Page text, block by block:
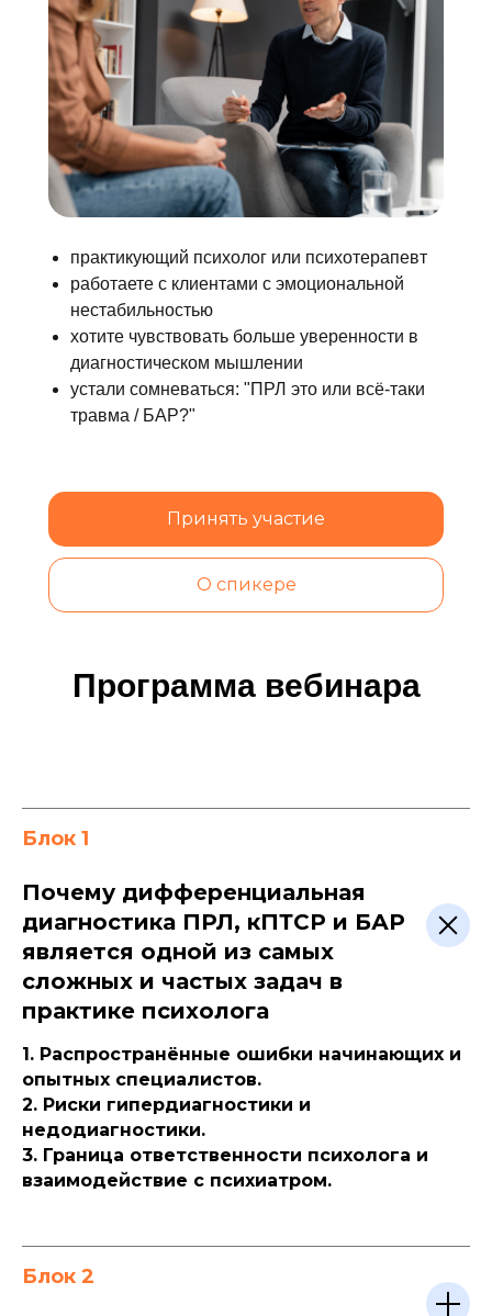
Принять участие
О спикере
практикующий психолог или психотерапевт
работаете с клиентами с эмоциональной
нестабильностью
хотите чувствовать больше уверенности в
диагностическом мышлении
устали сомневаться: "ПРЛ это или всё-таки
травма / БАР?"
Программа вебинара
Блок 1
Почему дифференциальная
диагностика ПРЛ, кПТСР и БАР
является одной из самых
сложных и частых задач в
практике психолога
1. Распространённые ошибки начинающих и
опытных специалистов.
2. Риски гипердиагностики и
недодиагностики.
3. Граница ответственности психолога и
взаимодействие с психиатром.
Блок 2